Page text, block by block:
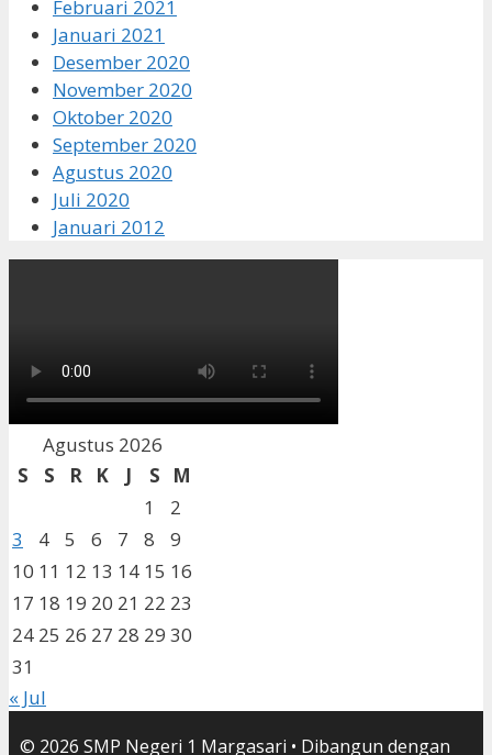
Februari 2021
Januari 2021
Desember 2020
November 2020
Oktober 2020
September 2020
Agustus 2020
Juli 2020
Januari 2012
Agustus 2026
S
S R K J S
M
1
2
3
4 5 6 7 8
9
10 11 12 13 14 15 16
17 18 19 20 21 22 23
24 25 26 27 28 29 30
31
« Jul
© 2026 SMP Negeri 1 Margasari • Dibangun dengan